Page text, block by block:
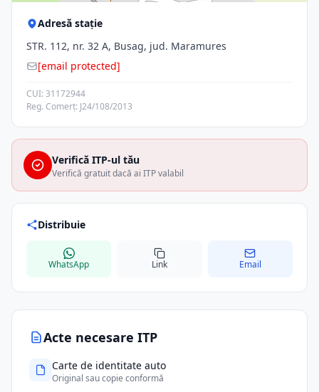
Acte necesare ITP
Carte de identitate auto
Original sau copie conformă
Adresă stație
STR. 112, nr. 32 A, Busag, jud. Maramures
[email protected]
CUI: 31172944
Reg. Comerț: J24/108/2013
Verifică ITP-ul tău
Verifică gratuit dacă ai ITP valabil
Distribuie
WhatsApp Link Email